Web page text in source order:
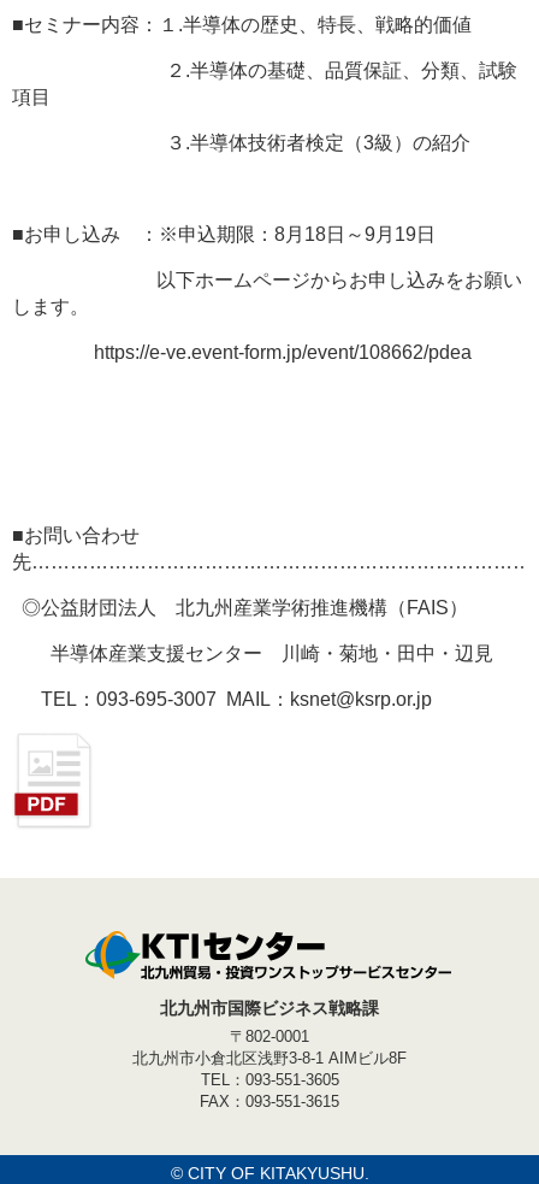
■セミナー内容：１.半導体の歴史、特長、戦略的価値
２.半導体の基礎、品質保証、分類、試験
項目
３.半導体技術者検定（3級）の紹介
■お申し込み ：※申込期限：8月18日～9月19日
以下ホームページからお申し込みをお願い
します。
https://e-ve.event-form.jp/event/108662/pdea
■お問い合わせ
先
◎公益財団法人 北九州産業学術推進機構（FAIS）
半導体産業支援センター 川崎・菊地・田中・辺見
TEL：093-695-3007 MAIL：ksnet@ksrp.or.jp
北九州市国際ビジネス戦略課
〒802-0001
北九州市小倉北区浅野3-8-1 AIMビル8F
TEL：093-551-3605
FAX：093-551-3615
© CITY OF KITAKYUSHU.